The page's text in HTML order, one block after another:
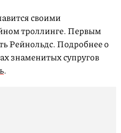
своими
троллинге. Первым
Рейнольдс. Подробнее о
знаменитых супругов
.